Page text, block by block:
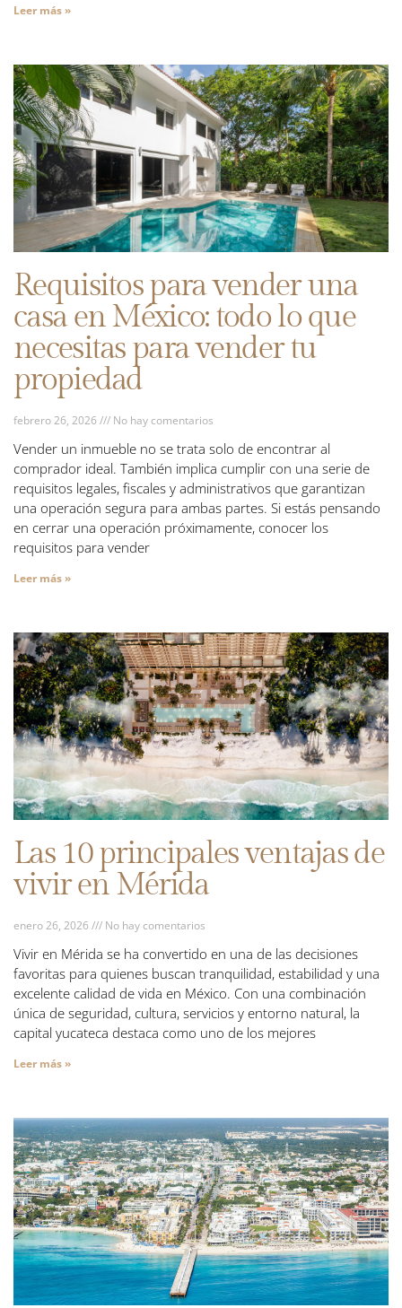
Leer más »
Requisitos para vender una
casa en México: todo lo que
necesitas para vender tu
propiedad
febrero 26, 2026 No hay comentarios
Vender un inmueble no se trata solo de encontrar al
comprador ideal. También implica cumplir con una serie de
requisitos legales, fiscales y administrativos que garantizan
una operación segura para ambas partes. Si estás pensando
en cerrar una operación próximamente, conocer los
requisitos para vender
Leer más »
Las 10 principales ventajas de
vivir en Mérida
enero 26, 2026 No hay comentarios
Vivir en Mérida se ha convertido en una de las decisiones
favoritas para quienes buscan tranquilidad, estabilidad y una
excelente calidad de vida en México. Con una combinación
única de seguridad, cultura, servicios y entorno natural, la
capital yucateca destaca como uno de los mejores
Leer más »